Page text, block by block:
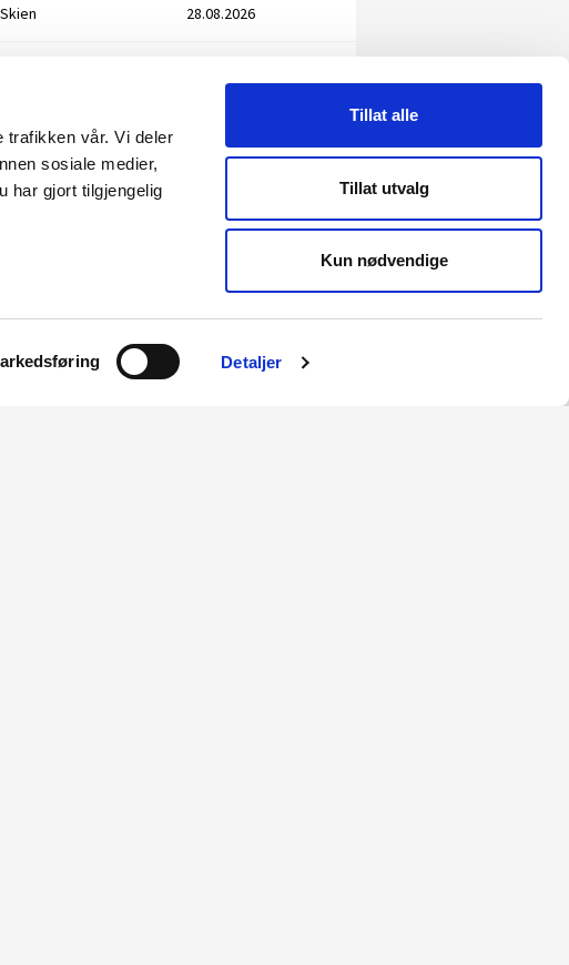
trafikken vår. Vi deler
sosiale medier,
har gjort tilgjengelig
Detaljer
Tillat alle
Tillat utvalg
Kun nødvendige
Skien 28.08.2026
Selbu
Fitjar, Tysnes, Austevoll